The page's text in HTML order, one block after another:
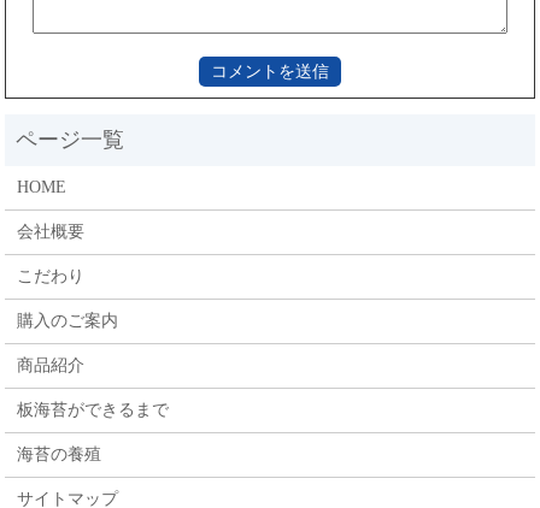
HOME
会社概要
こだわり
購入のご案内
商品紹介
板海苔ができるまで
海苔の養殖
サイトマップ